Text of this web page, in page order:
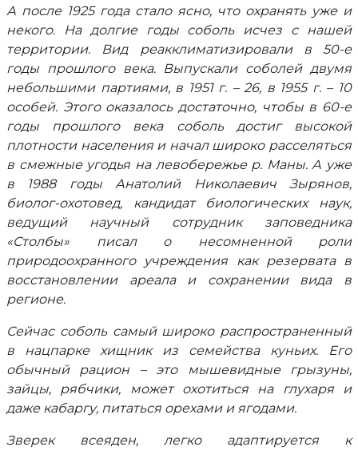
А после 1925 года стало ясно, что охранять уже и
некого. На долгие годы соболь исчез с нашей
территории. Вид реакклиматизировали в 50-е
годы прошлого века. Выпускали соболей двумя
небольшими партиями, в 1951 г. – 26, в 1955 г. – 10
особей. Этого оказалось достаточно, чтобы в 60-е
годы прошлого века соболь достиг высокой
плотности населения и начал широко расселяться
в смежные угодья на левобережье р. Маны. А уже
в 1988 годы Анатолий Николаевич Зырянов,
биолог-охотовед, кандидат биологических наук,
ведущий научный сотрудник заповедника
«Столбы» писал о несомненной роли
природоохранного учреждения как резервата в
восстановлении ареала и сохранении вида в
регионе.
Сейчас соболь самый широко распространенный
в нацпарке хищник из семейства куньих. Его
обычный рацион – это мышевидные грызуны,
зайцы, рябчики, может охотиться на глухаря и
даже кабаргу, питаться орехами и ягодами.
Зверек всеяден, легко адаптируется к